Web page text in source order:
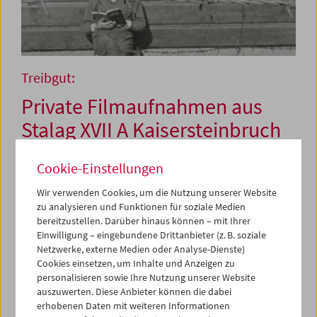
Treibgut:
Private Filmaufnahmen aus
Stalag XVII A Kaisersteinbruch
2022 wurde dem Dokumentationsarchiv des
österreichischen Widerstandes (DÖW) ein 8mm-
Amateurfilm übergeben. Bei dem Dokument handelt es
sich um die privaten Aufnahmen eines Angehörigen der
militärischen Abwehr, der während des Zweiten
Weltkrieges im Kriegsgefangenenlager Stalag XVII A
Kaisersteinbruch stationiert war. Der Film ermöglicht
Cookie-Einstellungen
Wir verwenden Cookies, um die Nutzung unserer Website
zu analysieren und Funktionen für soziale Medien
bereitzustellen. Darüber hinaus können – mit Ihrer
Einwilligung – eingebundene Drittanbieter (z. B. soziale
Netzwerke, externe Medien oder Analyse-Dienste)
Cookies einsetzen, um Inhalte und Anzeigen zu
personalisieren sowie Ihre Nutzung unserer Website
auszuwerten. Diese Anbieter können die dabei
erhobenen Daten mit weiteren Informationen